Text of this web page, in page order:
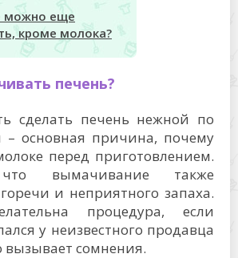
можно еще
кроме молока?
печень?
сделать печень нежной по
– основная причина, почему
перед приготовлением.
что вымачивание также
и неприятного запаха.
процедура, если
у неизвестного продавца
вызывает сомнения.